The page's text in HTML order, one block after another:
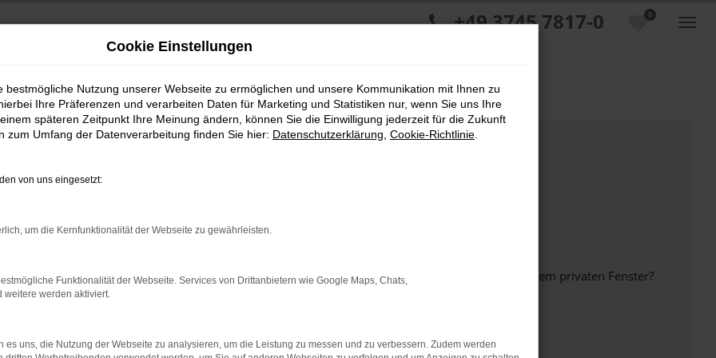
0
+49 3745 7817-0
bestimmter Seiten verhindern. Funktioniert die Seite in einem anderen Browser oder in einem privaten Fenster?
beheben.
auf dem neuesten Stand sind.
Cookie Einstellungen
bestmögliche Nutzung unserer Webseite zu ermöglichen und unsere Kommunikation mit Ihnen zu
Ihre Präferenzen und verarbeiten Daten für Marketing und Statistiken nur, wenn Sie uns Ihre
späteren Zeitpunkt Ihre Meinung ändern, können Sie die Einwilligung jederzeit für die Zukunft
zum Umfang der Datenverarbeitung finden Sie hier: Datenschutzerklärung Cookie-Richtlinie
von uns eingesetzt:
um die Kernfunktionalität der Webseite zu gewährleisten.
Funktionalität der Webseite. Services von Drittanbietern wie Google Maps, Chats,
weitere werden aktiviert.
es uns, die Nutzung der Webseite zu analysieren, um die Leistung zu messen und zu verbessern. Zudem werden